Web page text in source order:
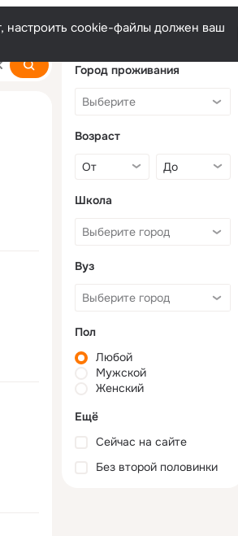
настроить cookie-файлы должен ваш
Город проживания
Возраст
Школа
Вуз
Пол
Любой
Мужской
Женский
Ещё
Сейчас на сайте
Без второй половинки